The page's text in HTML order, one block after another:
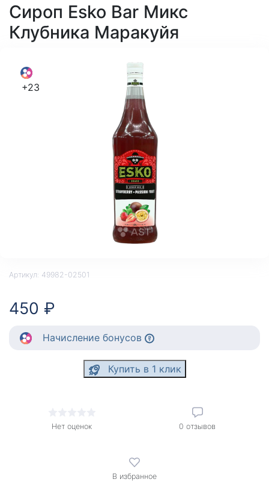
Сироп Esko Bar Микс
Клубника Маракуйя
+23
Артикул: 49982-02501
450 ₽
Начисление бонусов
Купить в 1 клик
Нет оценок 0 отзывов
В избранное